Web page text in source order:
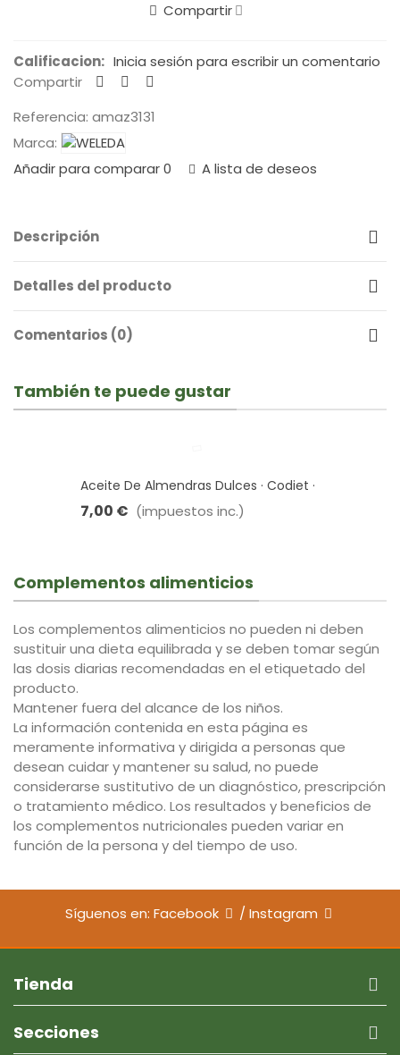
Compartir
Calificacion: Inicia sesión para escribir un comentario
Compartir
Referencia: amaz3131
Marca:
Añadir para comparar0 A lista de deseos
Descripción
Detalles del producto
Comentarios (0)
También te puede gustar
Aceite De Almendras Dulces · Codiet ·
250 Ml
7,00 € (impuestos inc.)
Complementos alimenticios
Los complementos alimenticios no pueden ni deben
sustituir una dieta equilibrada y se deben tomar según
las dosis diarias recomendadas en el etiquetado del
producto.
Mantener fuera del alcance de los niños.
La información contenida en esta página es
meramente informativa y dirigida a personas que
desean cuidar y mantener su salud, no puede
considerarse sustitutivo de un diagnóstico, prescripción
o tratamiento médico. Los resultados y beneficios de
los complementos nutricionales pueden variar en
función de la persona y del tiempo de uso.
Síguenos en: Facebook / Instagram
Tienda
Secciones